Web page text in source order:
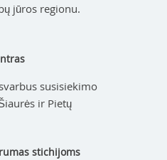
jūros regionu.
susisiekimo
ir Pietų
stichijoms